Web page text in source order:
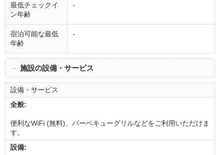
最低チェックイ
ン年齢
-
宿泊可能な最低
年齢
-
－ 施設の設備・サービス
設備・サービス
全般:
便利なWiFi (無料)、バーベキューグリルなどをご利用いただけま
す。
設備: